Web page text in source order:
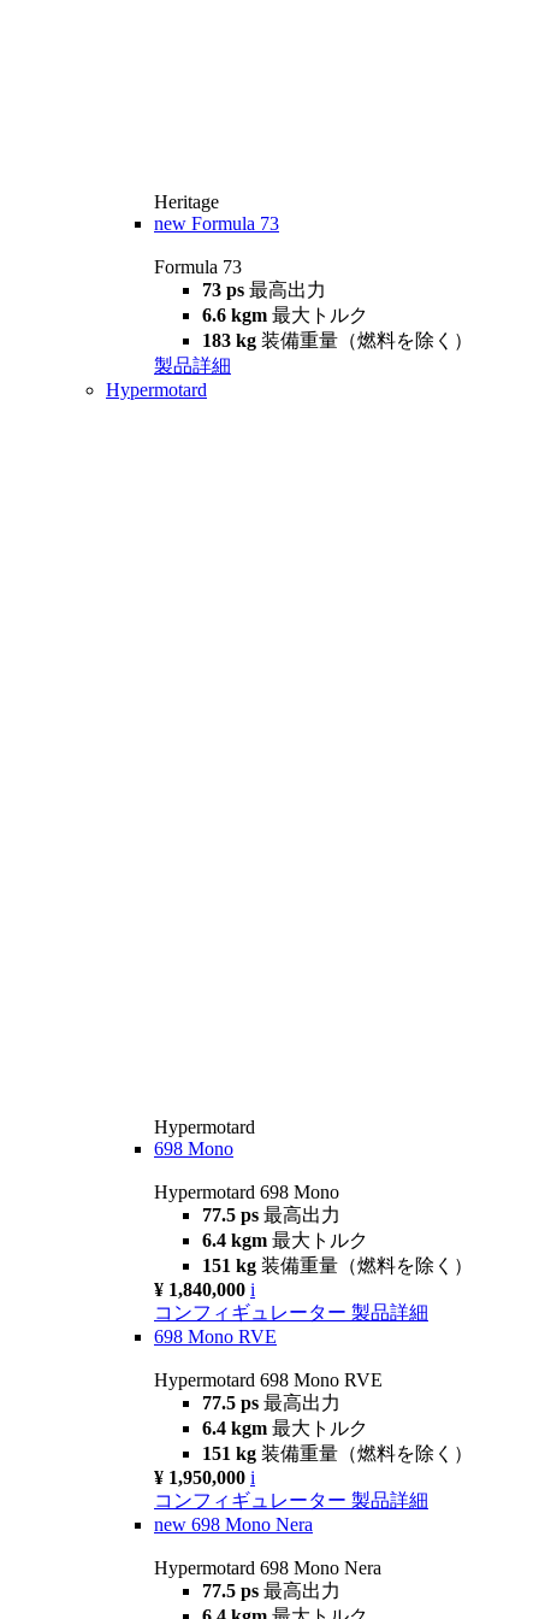
Heritage
new Formula 73
Formula 73
73 ps 最高出力
6.6 kgm 最大トルク
183 kg 装備重量（燃料を除く）
製品詳細
Hypermotard
Hypermotard
698 Mono
Hypermotard 698 Mono
77.5 ps 最高出力
6.4 kgm 最大トルク
151 kg 装備重量（燃料を除く）
¥ 1,840,000 i
コンフィギュレーター 製品詳細
698 Mono RVE
Hypermotard 698 Mono RVE
77.5 ps 最高出力
6.4 kgm 最大トルク
151 kg 装備重量（燃料を除く）
¥ 1,950,000 i
コンフィギュレーター 製品詳細
new 698 Mono Nera
Hypermotard 698 Mono Nera
77.5 ps 最高出力